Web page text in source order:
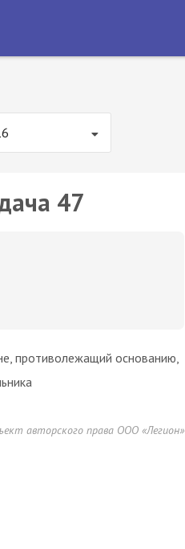
47
противолежащий основанию,
авторского права ООО «Легион»